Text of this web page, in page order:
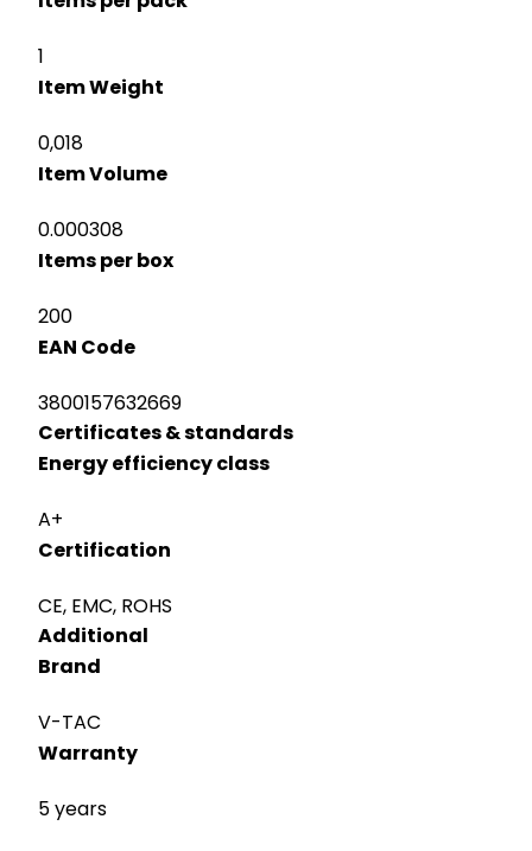
1
Item Weight
0,018
Item Volume
0.000308
Items per box
200
EAN Code
3800157632669
Certificates & standards
Energy efficiency class
A+
Certification
CE, EMC, ROHS
Additional
Brand
V-TAC
Warranty
5 years